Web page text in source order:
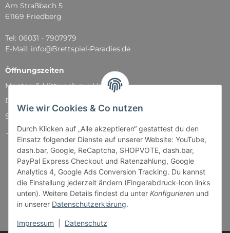
Wie wir Cookies & Co nutzen
Durch Klicken auf „Alle akzeptieren“ gestattest du den
Einsatz folgender Dienste auf unserer Website: YouTube,
dash.bar, Google, ReCaptcha, SHOPVOTE, dash.bar,
PayPal Express Checkout und Ratenzahlung, Google
Analytics 4, Google Ads Conversion Tracking. Du kannst
die Einstellung jederzeit ändern (Fingerabdruck-Icon links
unten). Weitere Details findest du unter Konfigurieren und
in unserer Datenschutzerklärung.
Impressum Datenschutz
Am Straßbach 5
61169 Friedberg
Tel: 06031 - 7907979
E-Mail: info@Brettspiel-Paradies.de
Öffnungszeiten
Montag & Mittwoch nur Versand
Dienstag, Donnerstag und Freitag: 11:00 - 18:30 Uhr
Samstag: 11:00 - 14:00 Uhr
...und natürlich während unserer Events